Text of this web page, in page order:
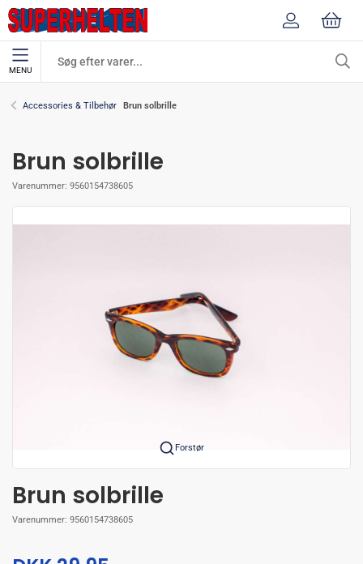
MENU
Accessories & Tilbehør Brun solbrille
Brun solbrille
Varenummer: 9560154738605
Forstør
Brun solbrille
Varenummer: 9560154738605